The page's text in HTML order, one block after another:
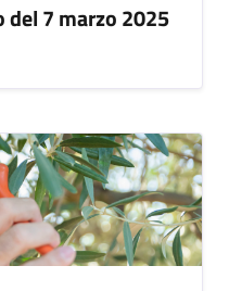
7 marzo 2025